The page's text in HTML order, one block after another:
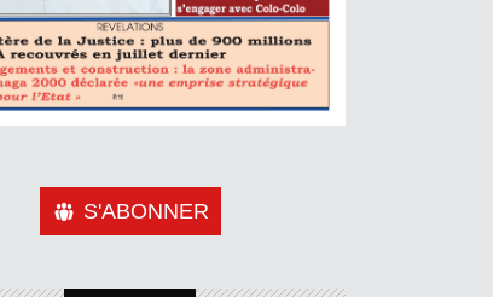
S'ABONNER